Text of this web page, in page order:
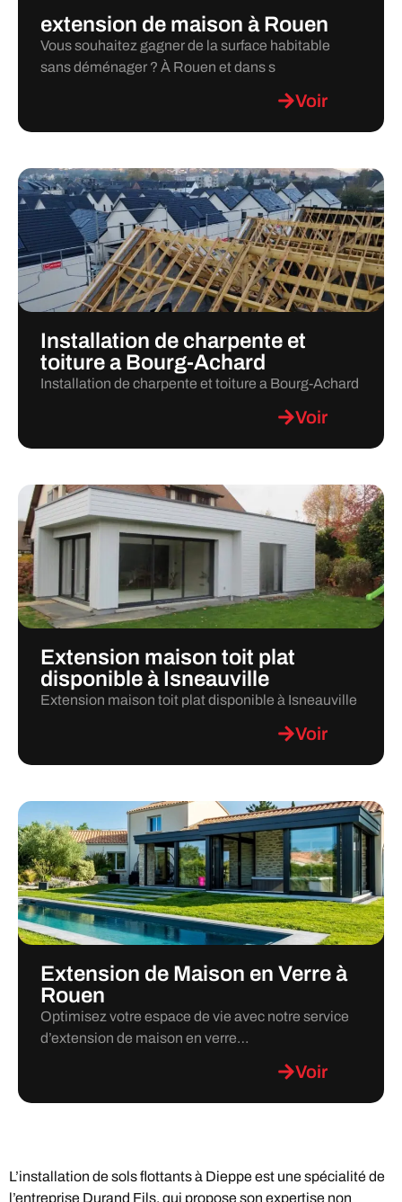
extension de maison à Rouen
Vous souhaitez gagner de la surface habitable
sans déménager ? À Rouen et dans s
Voir
Installation de charpente et
toiture a Bourg-Achard
Installation de charpente et toiture a Bourg-Achard
Voir
Extension maison toit plat
disponible à Isneauville
Extension maison toit plat disponible à Isneauville
Voir
Extension de Maison en Verre à
Rouen
Optimisez votre espace de vie avec notre service
d’extension de maison en verre…
Voir
L’installation de sols flottants à Dieppe est une spécialité de
l’entreprise Durand Fils, qui propose son expertise non